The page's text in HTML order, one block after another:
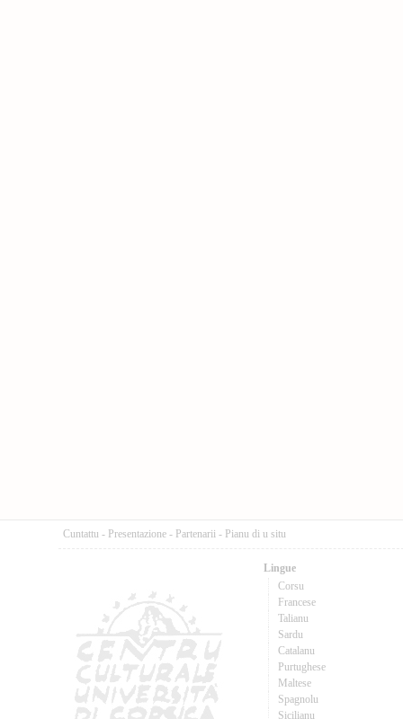
Cuntattu - Presentazione - Partenarii - Pianu di u situ
Lingue
Corsu
Francese
Talianu
Sardu
Catalanu
Purtughese
Maltese
Spagnolu
Sicilianu